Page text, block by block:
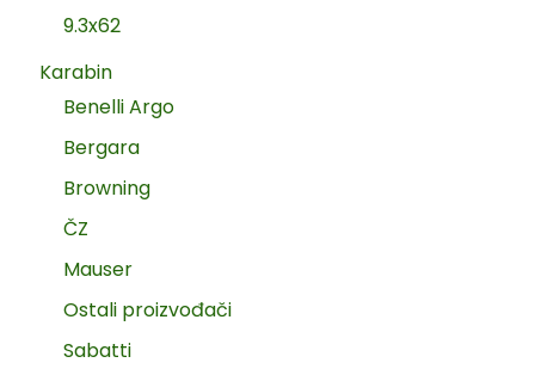
9.3x62
Karabin
Benelli Argo
Bergara
Browning
ČZ
Mauser
Ostali proizvođači
Sabatti